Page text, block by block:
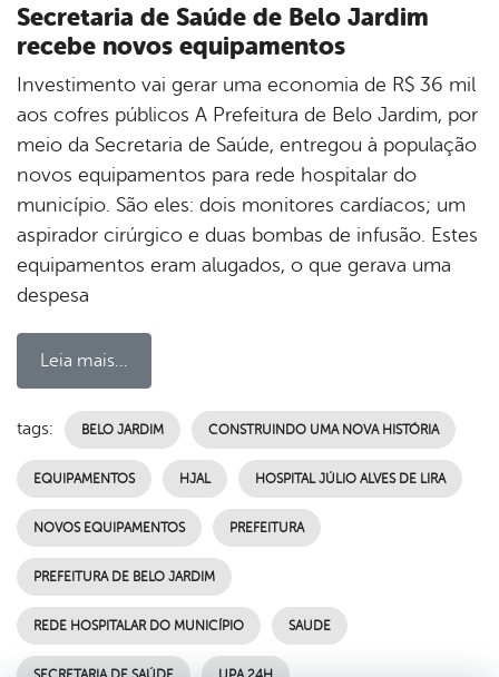
Secretaria de Saúde de Belo Jardim
recebe novos equipamentos
Investimento vai gerar uma economia de R$ 36 mil
aos cofres públicos A Prefeitura de Belo Jardim, por
meio da Secretaria de Saúde, entregou à população
novos equipamentos para rede hospitalar do
município. São eles: dois monitores cardíacos; um
aspirador cirúrgico e duas bombas de infusão. Estes
equipamentos eram alugados, o que gerava uma
despesa
Leia mais...
tags: BELO JARDIM CONSTRUINDO UMA NOVA HISTÓRIA
EQUIPAMENTOS HJAL HOSPITAL JÚLIO ALVES DE LIRA
NOVOS EQUIPAMENTOS PREFEITURA
PREFEITURA DE BELO JARDIM
REDE HOSPITALAR DO MUNICÍPIO SAUDE